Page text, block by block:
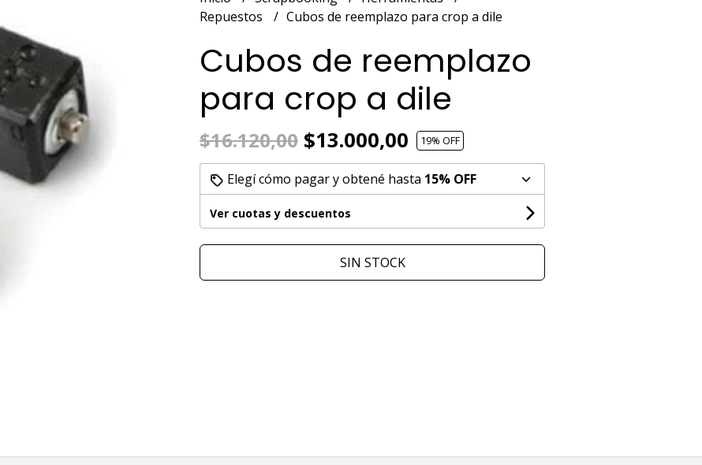
Repuestos
Cubos de reemplazo para crop a dile
Cubos de reemplazo
para crop a dile
$16.120,00 $13.000,00 19% OFF
Elegí cómo pagar y obtené hasta 15% OFF
Ver cuotas y descuentos
SIN STOCK